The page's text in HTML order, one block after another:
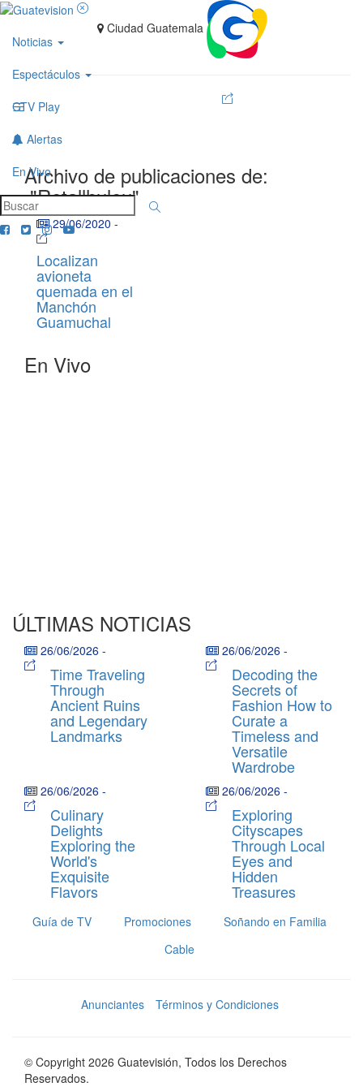
Noticias
Espectáculos
GTV Play
Alertas
En Vivo
Ciudad Guatemala
Archivo de publicaciones de:
"Retallhuleu"
29/06/2020 -
Localizan
avioneta
quemada en el
Manchón
Guamuchal
En Vivo
ÚLTIMAS NOTICIAS
26/06/2026 -
Time Traveling
Through
Ancient Ruins
and Legendary
Landmarks
26/06/2026 -
Decoding the
Secrets of
Fashion How to
Curate a
Timeless and
Versatile
Wardrobe
26/06/2026 -
Culinary
Delights
Exploring the
World's
Exquisite
Flavors
26/06/2026 -
Exploring
Cityscapes
Through Local
Eyes and
Hidden
Treasures
Guía de TV Promociones
Soñando en Familia
Cable
Anunciantes Términos y Condiciones
© Copyright 2026 Guatevisión, Todos los Derechos
Reservados.